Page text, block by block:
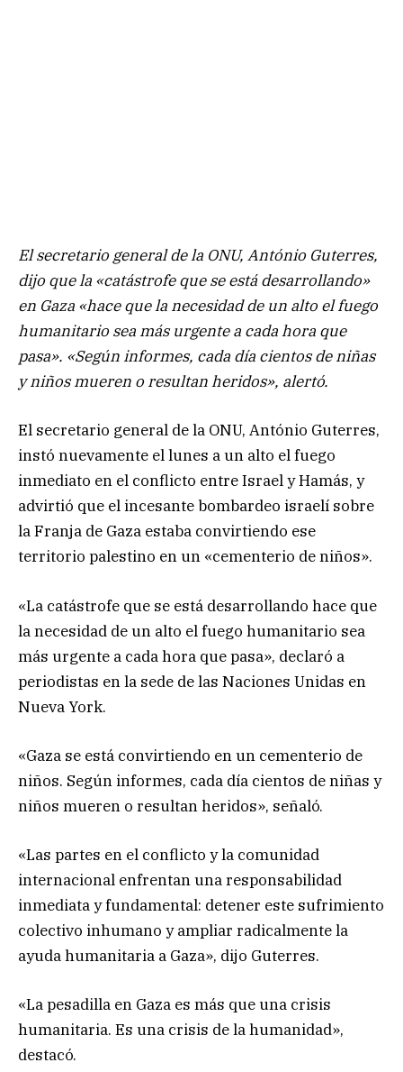
El secretario general de la ONU, António Guterres,
dijo que la «catástrofe que se está desarrollando»
en Gaza «hace que la necesidad de un alto el fuego
humanitario sea más urgente a cada hora que
pasa». «Según informes, cada día cientos de niñas
y niños mueren o resultan heridos», alertó.
El secretario general de la ONU, António Guterres,
instó nuevamente el lunes a un alto el fuego
inmediato en el conflicto entre Israel y Hamás, y
advirtió que el incesante bombardeo israelí sobre
la Franja de Gaza estaba convirtiendo ese
territorio palestino en un «cementerio de niños».
«La catástrofe que se está desarrollando hace que
la necesidad de un alto el fuego humanitario sea
más urgente a cada hora que pasa», declaró a
periodistas en la sede de las Naciones Unidas en
Nueva York.
«Gaza se está convirtiendo en un cementerio de
niños. Según informes, cada día cientos de niñas y
niños mueren o resultan heridos», señaló.
«Las partes en el conflicto y la comunidad
internacional enfrentan una responsabilidad
inmediata y fundamental: detener este sufrimiento
colectivo inhumano y ampliar radicalmente la
ayuda humanitaria a Gaza», dijo Guterres.
«La pesadilla en Gaza es más que una crisis
humanitaria. Es una crisis de la humanidad»,
destacó.